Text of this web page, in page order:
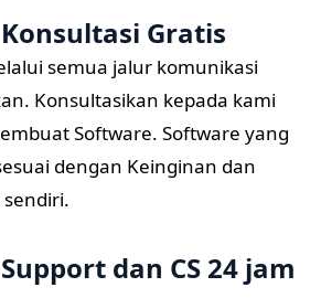
Gratis
semua jalur komunikasi
Konsultasikan kepada kami
Software. Software yang
dengan Keinginan dan
dan CS 24 jam